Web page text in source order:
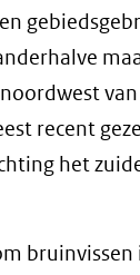
recent
het